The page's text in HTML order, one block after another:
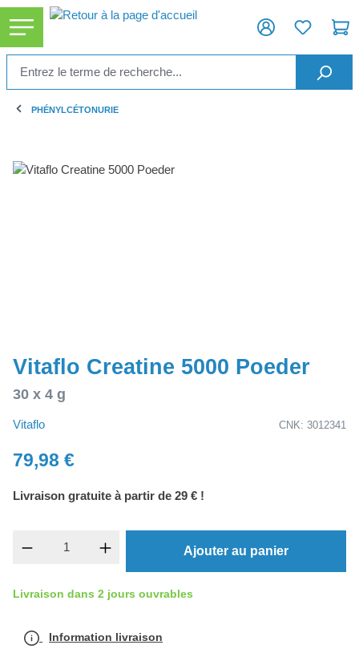
principal
PHÉNYLCÉTONURIE
Ignorer la galerie d'images
Vitaflo Creatine 5000 Poeder
30 x 4 g
Vitaflo CNK: 3012341
79,98 €
Livraison gratuite à partir de 29 € !
Quantité de produit : Entrez la quantité
Ajouter au panier
Livraison dans 2 jours ouvrables
Information livraison